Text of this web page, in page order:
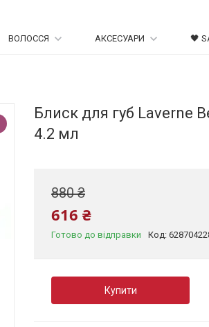
ВОЛОССЯ АКСЕСУАРИ 🖤
Блиск для губ Laverne
4.2 мл
880 ₴
616 ₴
Готово до відправки Код:
Купити